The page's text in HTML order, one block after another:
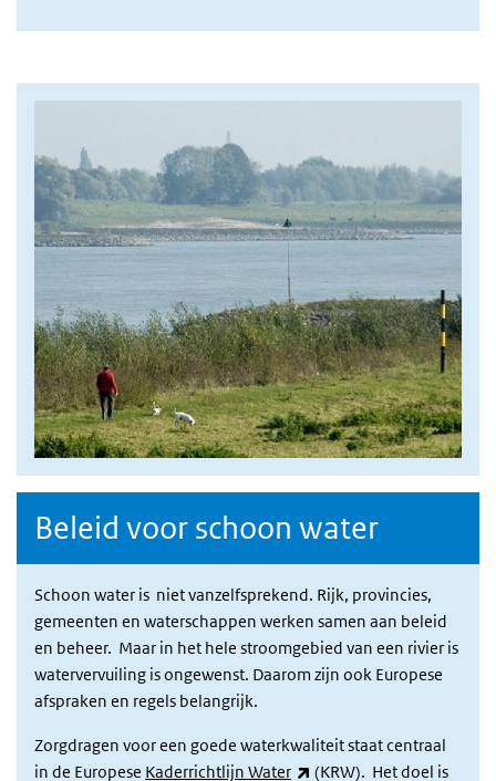
Beleid voor schoon water
Schoon water is niet vanzelfsprekend. Rijk, provincies,
gemeenten en waterschappen werken samen aan beleid
en beheer. Maar in het hele stroomgebied van een rivier is
watervervuiling is ongewenst. Daarom zijn ook Europese
afspraken en regels belangrijk.
Zorgdragen voor een goede waterkwaliteit staat centraal
in de Europese Kaderrichtlijn Water (externe link)
(KRW). Het doel is